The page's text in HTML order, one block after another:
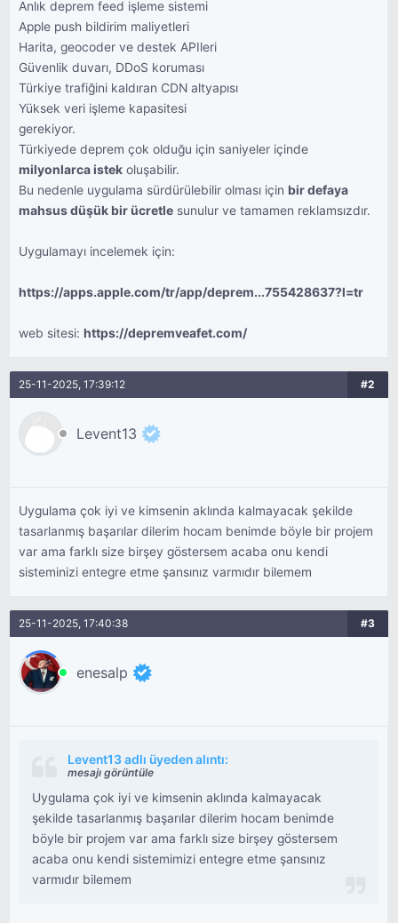
Anlık deprem feed işleme sistemi
Apple push bildirim maliyetleri
Harita, geocoder ve destek APIleri
Güvenlik duvarı, DDoS koruması
Türkiye trafiğini kaldıran CDN altyapısı
Yüksek veri işleme kapasitesi
gerekiyor.
Türkiyede deprem çok olduğu için saniyeler içinde
milyonlarca istek oluşabilir.
Bu nedenle uygulama sürdürülebilir olması için bir defaya
mahsus düşük bir ücretle sunulur ve tamamen reklamsızdır.
Uygulamayı incelemek için:
https://apps.apple.com/tr/app/deprem...755428637?l=tr
web sitesi:https://depremveafet.com/
25-11-2025, 17:39:12 #2
Levent13
Uygulama çok iyi ve kimsenin aklında kalmayacak şekilde
tasarlanmış başarılar dilerim hocam benimde böyle bir projem
var ama farklı size birşey göstersem acaba onu kendi
sisteminizi entegre etme şansınız varmıdır bilemem
25-11-2025, 17:40:38 #3
enesalp
Levent13 adlı üyeden alıntı:
mesajı görüntüle
Uygulama çok iyi ve kimsenin aklında kalmayacak
şekilde tasarlanmış başarılar dilerim hocam benimde
böyle bir projem var ama farklı size birşey göstersem
acaba onu kendi sistemimizi entegre etme şansınız
varmıdır bilemem